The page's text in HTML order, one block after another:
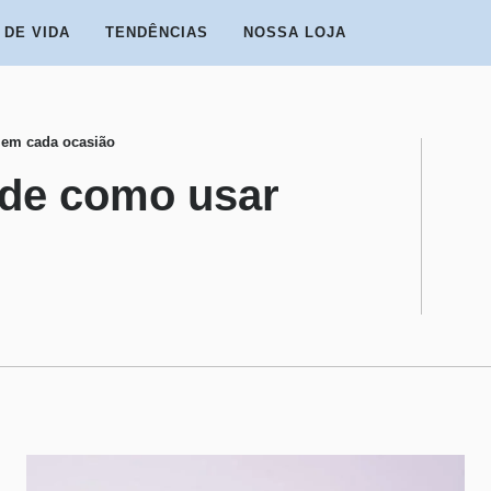
VIDA TENDÊNCIAS NOSSA LOJA
cada ocasião
como usar